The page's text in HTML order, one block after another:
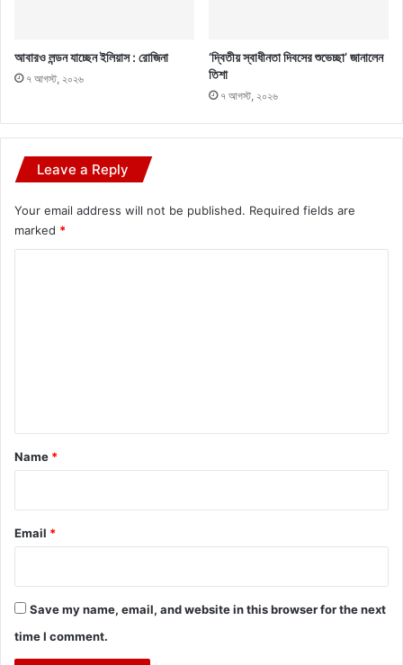
আবারও লন্ডন যাচ্ছেন ইলিয়াস : রোজিনা
৭ আগস্ট, ২০২৬
‘দ্বিতীয় স্বাধীনতা দিবসের শুভেচ্ছা’ জানালেন
তিশা
৭ আগস্ট, ২০২৬
Leave a Reply
Your email address will not be published. Required fields are
marked *
*
Name *
Email *
Save my name, email, and website in this browser for the next
time I comment.